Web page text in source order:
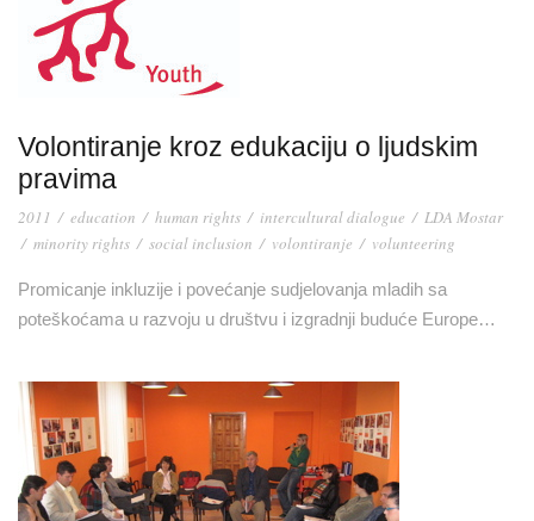
Volontiranje kroz edukaciju o ljudskim
pravima
2011 / education / human rights / intercultural dialogue / LDA Mostar
/ minority rights / social inclusion / volontiranje / volunteering
Promicanje inkluzije i povećanje sudjelovanja mladih sa
poteškoćama u razvoju u društvu i izgradnji buduće Europe…